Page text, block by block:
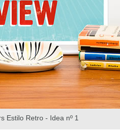
Estilo Retro - Idea nº 1